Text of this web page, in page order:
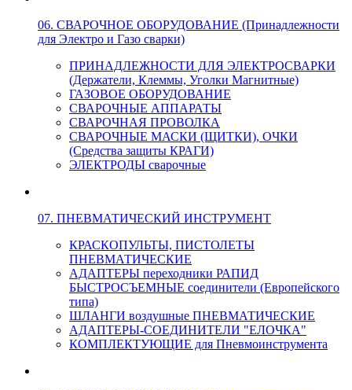
06. СВАРОЧНОЕ ОБОРУДОВАНИЕ (Принадлежности
для Электро и Газо сварки)
ПРИНАДЛЕЖНОСТИ ДЛЯ ЭЛЕКТРОСВАРКИ
(Держатели, Клеммы, Уголки Магнитные)
ГАЗОВОЕ ОБОРУДОВАНИЕ
СВАРОЧНЫЕ АППАРАТЫ
СВАРОЧНАЯ ПРОВОЛКА
СВАРОЧНЫЕ МАСКИ (ЩИТКИ), ОЧКИ
(Средства защиты КРАГИ)
ЭЛЕКТРОДЫ сварочные
07. ПНЕВМАТИЧЕСКИЙ ИНСТРУМЕНТ
КРАСКОПУЛЬТЫ, ПИСТОЛЕТЫ
ПНЕВМАТИЧЕСКИЕ
АДАПТЕРЫ переходники РАПИД
БЫСТРОСЪЕМНЫЕ соединители (Европейского
типа)
ШЛАНГИ воздушные ПНЕВМАТИЧЕСКИЕ
АДАПТЕРЫ-СОЕДИНИТЕЛИ "ЕЛОЧКА"
КОМПЛЕКТУЮЩИЕ для Пневмоинструмента